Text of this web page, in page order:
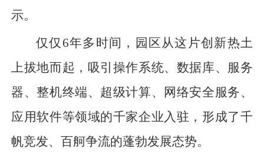
示。
仅仅6年多时间，园区从这片创新热土
上拔地而起，吸引操作系统、数据库、服务
器、整机终端、超级计算、网络安全服务、
应用软件等领域的千家企业入驻，形成了千
帆竞发、百舸争流的蓬勃发展态势。